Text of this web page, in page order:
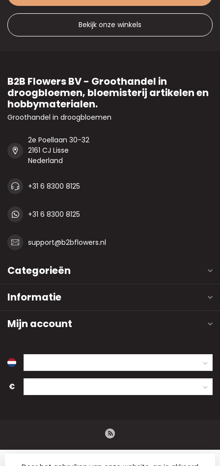
Bekijk onze winkels
B2B Flowers BV - Groothandel in
droogbloemen, bloemisterij artikelen en
hobbymaterialen.
Groothandel in droogbloemen
2e Poellaan 30-32
2161 CJ Lisse
Nederland
+31 6 8300 8125
+31 6 8300 8125
support@b2bflowers.nl
Categorieën
Informatie
Mijn account
€